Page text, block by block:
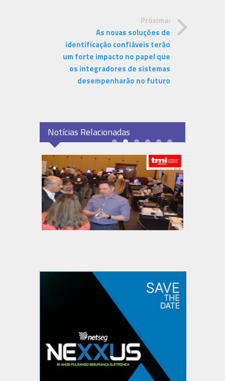
Próxima:
As novas soluções de
identificação confiáveis terão
um forte impacto no papel que
os integradores de sistemas
desempenharão no futuro
Notícias Relacionadas